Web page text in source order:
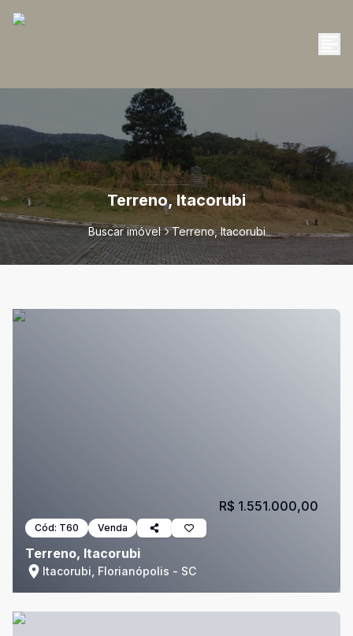
Terreno, Itacorubi
Buscar imóvel Terreno, Itacorubi
Cód: T60 Venda
Terreno, Itacorubi
Itacorubi, Florianópolis - SC
R$ 1.551.000,00